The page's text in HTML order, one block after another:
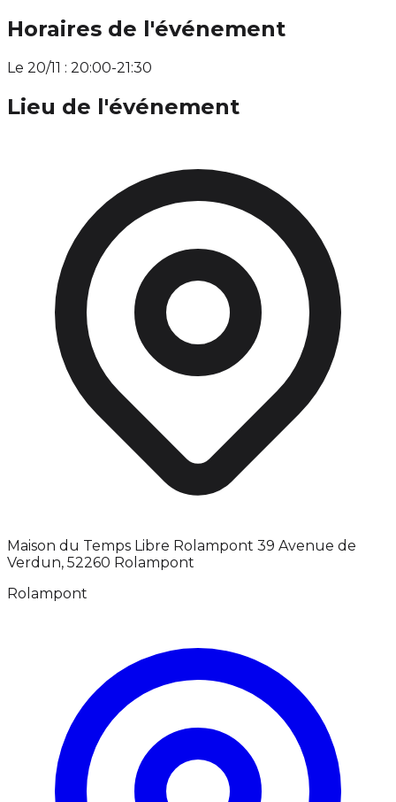
Horaires de l'événement
Le 20/11 : 20:00-21:30
Lieu de l'événement
Maison du Temps Libre Rolampont 39 Avenue de
Verdun, 52260 Rolampont
Rolampont